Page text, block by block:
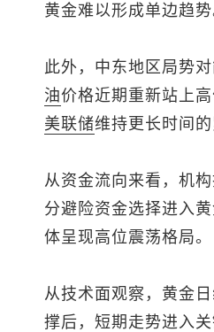
黄金难以形成单边趋势
此外，中东地区局势
油价格近期重新站上
美联储维持更长时间
从资金流向来看，机
分避险资金选择进入
体呈现高位震荡格局。
从技术面观察，黄金
撑后，短期走势进入